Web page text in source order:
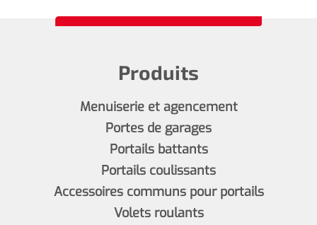
Produits
Menuiserie et agencement
Portes de garages
Portails battants
Portails coulissants
Accessoires communs pour portails
Volets roulants